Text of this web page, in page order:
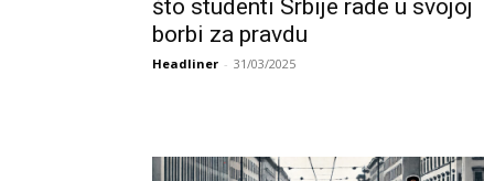
što studenti Srbije rade u svojoj
borbi za pravdu
Headliner - 31/03/2025